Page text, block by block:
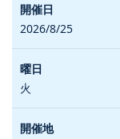
2026/8/25
火